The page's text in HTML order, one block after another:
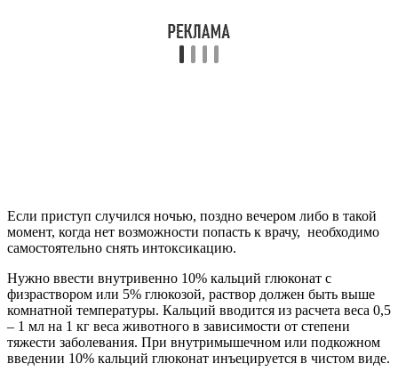
Если приступ случился ночью, поздно вечером либо в такой
момент, когда нет возможности попасть к врачу, необходимо
самостоятельно снять интоксикацию.
Нужно ввести внутривенно 10% кальций глюконат с
физраствором или 5% глюкозой, раствор должен быть выше
комнатной температуры. Кальций вводится из расчета веса 0,5
– 1 мл на 1 кг веса животного в зависимости от степени
тяжести заболевания. При внутримышечном или подкожном
введении 10% кальций глюконат инъецируется в чистом виде.